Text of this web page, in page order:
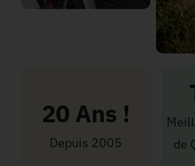
20 Ans !
Depuis 2005
de